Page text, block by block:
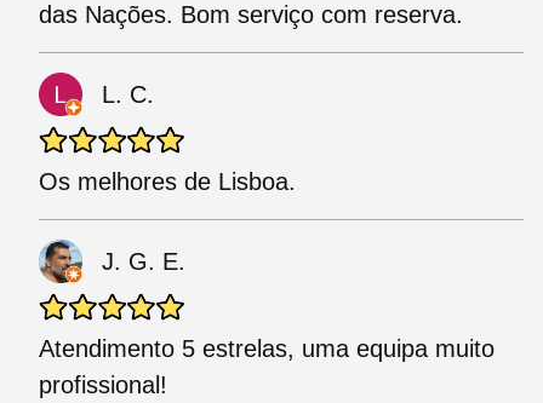
das Nações. Bom serviço com reserva.
L. C.
Os melhores de Lisboa.
J. G. E.
Atendimento 5 estrelas, uma equipa muito
profissional!